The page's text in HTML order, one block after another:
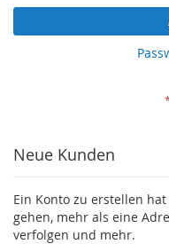
Neue Kunden
Ein Konto zu erstellen
gehen, mehr als eine
verfolgen und mehr.